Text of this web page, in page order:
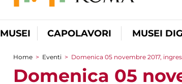
MUSEI CAPOLAVORI MUSEI
Tu sei qui
Home > Eventi > Domenica 05 novembre 2017,
Domenica 05